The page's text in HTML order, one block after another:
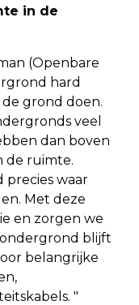
in de
(Openbare
hard
grond doen.
veel
dan boven
de ruimte.
precies waar
Met deze
en zorgen we
blijft
belangrijke
"